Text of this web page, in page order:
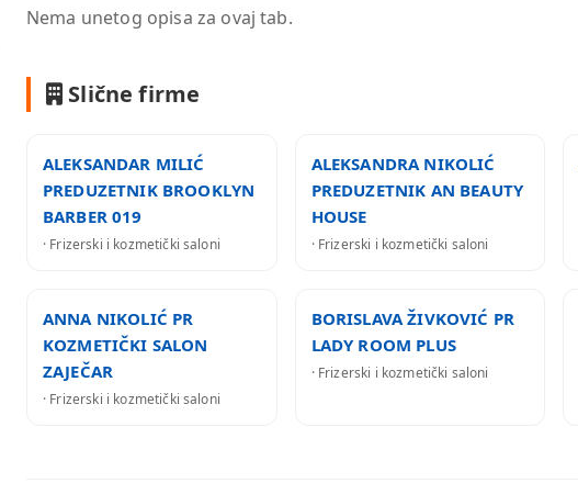
Nema unetog opisa za ovaj tab.
Slične firme
ALEKSANDAR MILIĆ
PREDUZETNIK BROOKLYN
BARBER 019
· Frizerski i kozmetički saloni
ALEKSANDRA NIKOLIĆ
PREDUZETNIK AN BEAUTY
HOUSE
· Frizerski i kozmetički saloni
ANNA NIKOLIĆ PR
KOZMETIČKI SALON
ZAJEČAR
· Frizerski i kozmetički saloni
BORISLAVA ŽIVKOVIĆ PR
LADY ROOM PLUS
· Frizerski i kozmetički saloni